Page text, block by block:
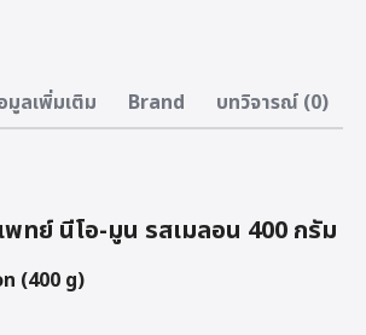
มูลเพิ่มเติม Brand บทวิจารณ์ (0)
พทย์ นีโอ-มูน รสเมลอน 400 กรัม
(400 g)